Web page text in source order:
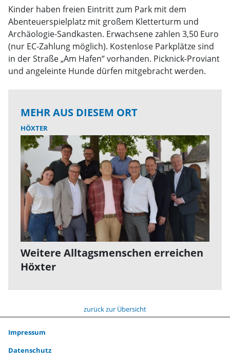
Kinder haben freien Eintritt zum Park mit dem
Abenteuerspielplatz mit großem Kletterturm und
Archäologie-Sandkasten. Erwachsene zahlen 3,50 Euro
(nur EC-Zahlung möglich). Kostenlose Parkplätze sind
in der Straße „Am Hafen“ vorhanden. Picknick-Proviant
und angeleinte Hunde dürfen mitgebracht werden.
MEHR AUS DIESEM ORT
HÖXTER
Weitere Alltagsmenschen erreichen
Höxter
zurück zur Übersicht
Impressum
Datenschutz